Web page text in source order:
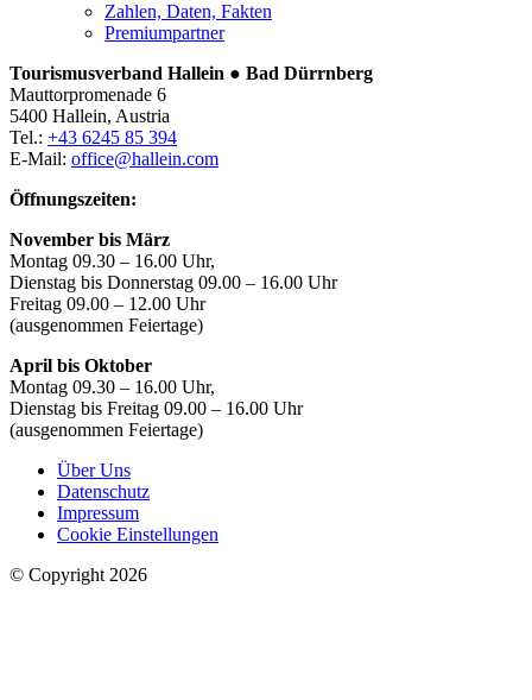
Zahlen, Daten, Fakten
Premiumpartner
Tourismusverband Hallein ● Bad Dürrnberg
Mauttorpromenade 6
5400 Hallein, Austria
Tel.: +43 6245 85 394
E-Mail: office@hallein.com
Öffnungszeiten:
November bis März
Montag 09.30 – 16.00 Uhr,
Dienstag bis Donnerstag 09.00 – 16.00 Uhr
Freitag 09.00 – 12.00 Uhr
(ausgenommen Feiertage)
April bis Oktober
Montag 09.30 – 16.00 Uhr,
Dienstag bis Freitag 09.00 – 16.00 Uhr
(ausgenommen Feiertage)
Über Uns
Datenschutz
Impressum
Cookie Einstellungen
© Copyright 2026